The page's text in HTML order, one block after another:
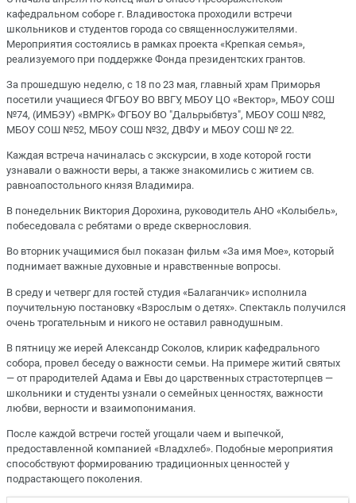
кафедральном соборе г. Владивостока проходили встречи
школьников и студентов города со священнослужителями.
Мероприятия состоялись в рамках проекта «Крепкая семья»,
реализуемого при поддержке Фонда президентских грантов.
За прошедшую неделю, с 18 по 23 мая, главный храм Приморья
посетили учащиеся ФГБОУ ВО ВВГУ, МБОУ ЦО «Вектор», МБОУ СОШ
№74, (ИМБЭУ) «ВМРК» ФГБОУ ВО "Дальрыбвтуз", МБОУ СОШ №82,
МБОУ СОШ №52, МБОУ СОШ №32, ДВФУ и МБОУ СОШ № 22.
Каждая встреча начиналась с экскурсии, в ходе которой гости
узнавали о важности веры, а также знакомились с житием св.
равноапостольного князя Владимира.
В понедельник Виктория Дорохина, руководитель АНО «Колыбель»,
побеседовала с ребятами о вреде сквернословия.
Во вторник учащимися был показан фильм «За имя Мое», который
поднимает важные духовные и нравственные вопросы.
В среду и четверг для гостей студия «Балаганчик» исполнила
поучительную постановку «Взрослым о детях». Спектакль получился
очень трогательным и никого не оставил равнодушным.
В пятницу же иерей Александр Соколов, клирик кафедрального
собора, провел беседу о важности семьи. На примере житий святых
— от прародителей Адама и Евы до царственных страстотерпцев —
школьники и студенты узнали о семейных ценностях, важности
любви, верности и взаимопонимания.
После каждой встречи гостей угощали чаем и выпечкой,
предоставленной компанией «Владхлеб». Подобные мероприятия
способствуют формированию традиционных ценностей у
подрастающего поколения.